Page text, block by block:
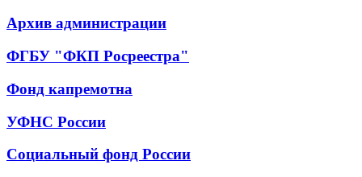
Архив администрации
ФГБУ "ФКП Росреестра"
Фонд капремотна
УФНС России
Социальный фонд России